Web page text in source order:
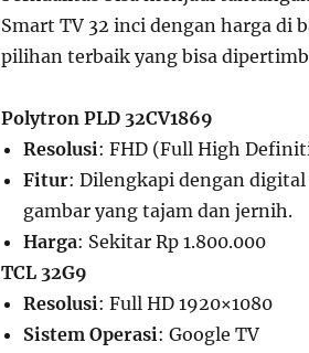
Smart TV 32 inci dengan harga di
pilihan terbaik yang bisa
Polytron PLD 32CV1869
Resolusi: FHD (Full High
Fitur: Dilengkapi dengan
gambar yang tajam dan jernih.
Harga: Sekitar Rp 1.800.000
TCL 32G9
Resolusi: Full HD 1920×1080
Sistem Operasi: Google TV